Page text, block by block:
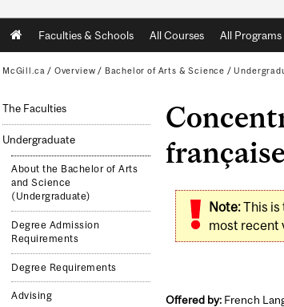
Main
navigation
Faculties & Schools All Courses All Programs
McGill.ca / Overview / Bachelor of Arts & Science /
The Faculties
Undergraduate
About the Bachelor of Arts
and Science
(Undergraduate)
Degree Admission
Requirements
Degree Requirements
Advising
Note:This is
most recent
Offered by:French